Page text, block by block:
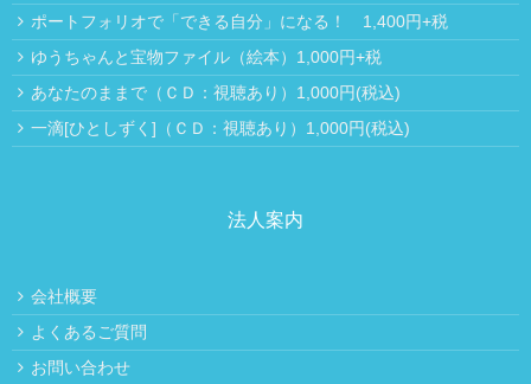
ポートフォリオで「できる自分」になる！ 1,400円+税
ゆうちゃんと宝物ファイル（絵本）1,000円+税
あなたのままで（ＣＤ：視聴あり）1,000円(税込)
一滴[ひとしずく]（ＣＤ：視聴あり）1,000円(税込)
法人案内
会社概要
よくあるご質問
お問い合わせ